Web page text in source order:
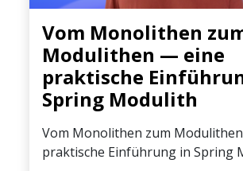
Vom Monolithen
Modulithen — eine
praktische
Spring Modulith
Vom Monolithen zum
praktische Einführung in Spring